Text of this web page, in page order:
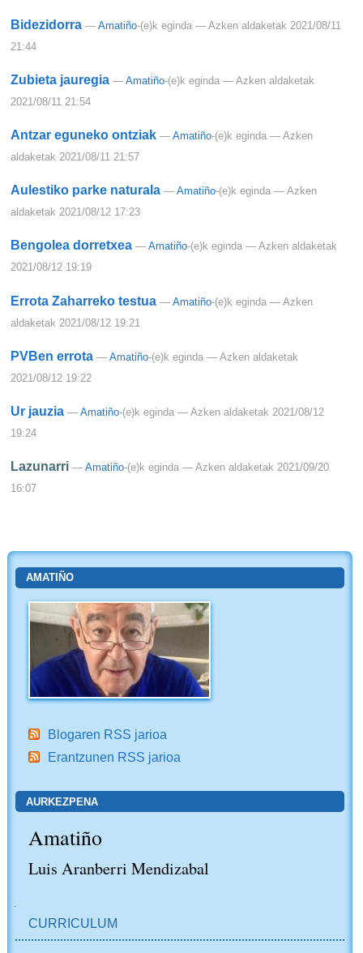
Bidezidorra —Amatiño-(e)k eginda — Azken aldaketak 2021/08/11
21:44
Zubieta jauregia —Amatiño-(e)k eginda — Azken aldaketak
2021/08/11 21:54
Antzar eguneko ontziak —Amatiño-(e)k eginda — Azken
aldaketak 2021/08/11 21:57
Aulestiko parke naturala —Amatiño-(e)k eginda — Azken
aldaketak 2021/08/12 17:23
Bengolea dorretxea —Amatiño-(e)k eginda — Azken aldaketak
2021/08/12 19:19
Errota Zaharreko testua —Amatiño-(e)k eginda — Azken
aldaketak 2021/08/12 19:21
PVBen errota —Amatiño-(e)k eginda — Azken aldaketak
2021/08/12 19:22
Ur jauzia —Amatiño-(e)k eginda — Azken aldaketak 2021/08/12
19:24
Lazunarri —Amatiño-(e)k eginda — Azken aldaketak 2021/09/20
16:07
AMATIÑO
Blogaren RSS jarioa
Erantzunen RSS jarioa
AURKEZPENA
Amatiño
Luis Aranberri Mendizabal
CURRICULUM